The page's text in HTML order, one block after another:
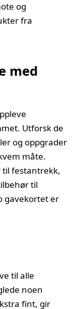
og
fra
med
Utforsk de
og oppgrader
måte.
festantrekk,
til
gavekortet er
til alle
noen
fint, gir